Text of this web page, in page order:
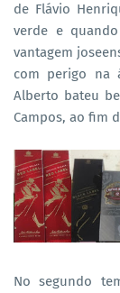
de Flávio
verde e
vantagem
com perigo na
Alberto bateu
Campos, ao fim
No segundo